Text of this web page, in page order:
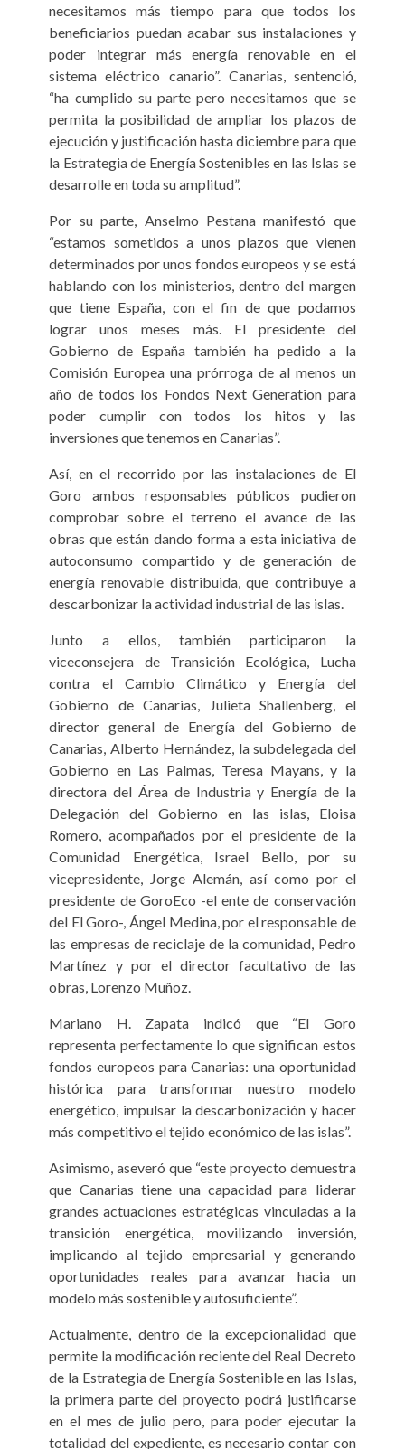
necesitamos más tiempo para que todos los
beneficiarios puedan acabar sus instalaciones y
poder integrar más energía renovable en el
sistema eléctrico canario”. Canarias, sentenció,
“ha cumplido su parte pero necesitamos que se
permita la posibilidad de ampliar los plazos de
ejecución y justificación hasta diciembre para que
la Estrategia de Energía Sostenibles en las Islas se
desarrolle en toda su amplitud”.
Por su parte, Anselmo Pestana manifestó que
“estamos sometidos a unos plazos que vienen
determinados por unos fondos europeos y se está
hablando con los ministerios, dentro del margen
que tiene España, con el fin de que podamos
lograr unos meses más. El presidente del
Gobierno de España también ha pedido a la
Comisión Europea una prórroga de al menos un
año de todos los Fondos Next Generation para
poder cumplir con todos los hitos y las
inversiones que tenemos en Canarias”.
Así, en el recorrido por las instalaciones de El
Goro ambos responsables públicos pudieron
comprobar sobre el terreno el avance de las
obras que están dando forma a esta iniciativa de
autoconsumo compartido y de generación de
energía renovable distribuida, que contribuye a
descarbonizar la actividad industrial de las islas.
Junto a ellos, también participaron la
viceconsejera de Transición Ecológica, Lucha
contra el Cambio Climático y Energía del
Gobierno de Canarias, Julieta Shallenberg, el
director general de Energía del Gobierno de
Canarias, Alberto Hernández, la subdelegada del
Gobierno en Las Palmas, Teresa Mayans, y la
directora del Área de Industria y Energía de la
Delegación del Gobierno en las islas, Eloisa
Romero, acompañados por el presidente de la
Comunidad Energética, Israel Bello, por su
vicepresidente, Jorge Alemán, así como por el
presidente de GoroEco -el ente de conservación
del El Goro-, Ángel Medina, por el responsable de
las empresas de reciclaje de la comunidad, Pedro
Martínez y por el director facultativo de las
obras, Lorenzo Muñoz.
Mariano H. Zapata indicó que “El Goro
representa perfectamente lo que significan estos
fondos europeos para Canarias: una oportunidad
histórica para transformar nuestro modelo
energético, impulsar la descarbonización y hacer
más competitivo el tejido económico de las islas”.
Asimismo, aseveró que “este proyecto demuestra
que Canarias tiene una capacidad para liderar
grandes actuaciones estratégicas vinculadas a la
transición energética, movilizando inversión,
implicando al tejido empresarial y generando
oportunidades reales para avanzar hacia un
modelo más sostenible y autosuficiente”.
Actualmente, dentro de la excepcionalidad que
permite la modificación reciente del Real Decreto
de la Estrategia de Energía Sostenible en las Islas,
la primera parte del proyecto podrá justificarse
en el mes de julio pero, para poder ejecutar la
totalidad del expediente, es necesario contar con